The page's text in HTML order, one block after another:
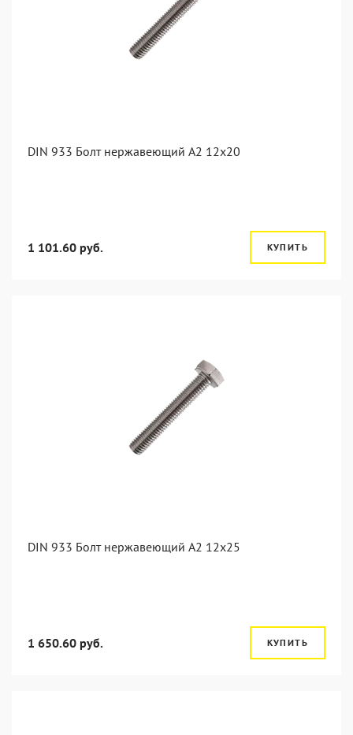
DIN 933 Болт нержавеющий А2 12х20
1 101.60 руб. КУПИТЬ
DIN 933 Болт нержавеющий А2 12х25
1 650.60 руб. КУПИТЬ